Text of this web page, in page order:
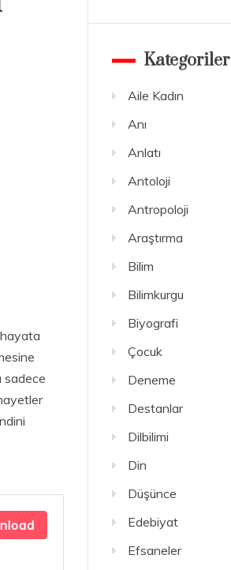
sadece
Kategoriler
Aile Kadın
Anı
Anlatı
Antoloji
Antropoloji
Araştırma
Bilim
Bilimkurgu
Biyografi
Çocuk
Deneme
Destanlar
Dilbilimi
Din
Düşünce
Edebiyat
Efsaneler